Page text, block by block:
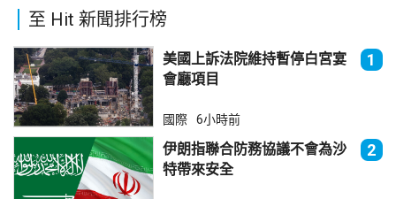
至 Hit 新聞排行榜
美國上訴法院維持暫停白宮宴
會廳項目
1
國際 6小時前
伊朗指聯合防務協議不會為沙
特帶來安全
2